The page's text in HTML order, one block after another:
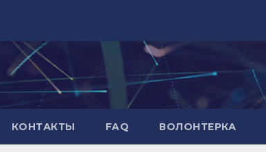
КОНТАКТЫ FAQ ВОЛОНТЕРКА